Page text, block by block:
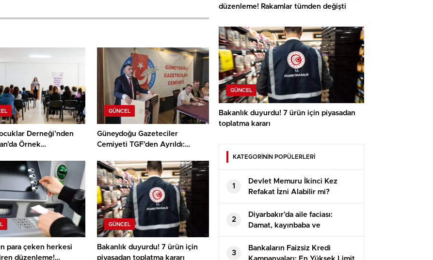
Derneği’nden
Örnek
Kadından Kadına
GÜNCEL
Güneydoğu Gazeteciler
Cemiyeti TGF’den Ayrıldı:
para çeken herkesi
düzenleme!
GÜNCEL
Bakanlık duyurdu! 7 ürün için
piyasadan toplatma kararı
düzenleme! Rakamlar tümden değişti
GÜNCEL
Bakanlık duyurdu! 7 ürün için piyasadan
toplatma kararı
KATEGORİNİN POPÜLERLERİ
1
Devlet Memuru İkinci Kez
Refakat İzni Alabilir mi?
2
Diyarbakır’da aile faciası:
Damat, kayınbaba ve
kayınbiraderini öldürdü
3
Bankaların Faizsiz Kredi